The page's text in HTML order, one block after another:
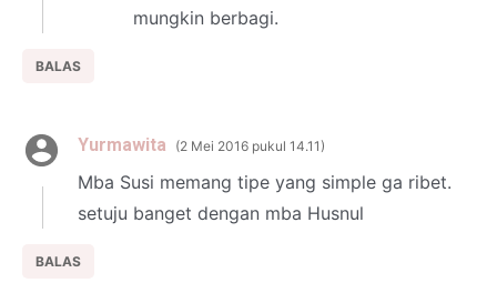
BALAS
mungkin berbagi.
Yurmawita 2 Mei 2016 pukul 14.11
Mba Susi memang tipe yang simple ga ribet.
setuju banget dengan mba Husnul
BALAS